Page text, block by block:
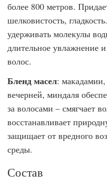
более 800 метров.
шелковистость,
удерживать молекулы
длительное увлажнение
волос.
Бленд масел:
вечерней, миндаля
за волосами – смягчает
восстанавливает
защищает от вредного
среды.
Состав